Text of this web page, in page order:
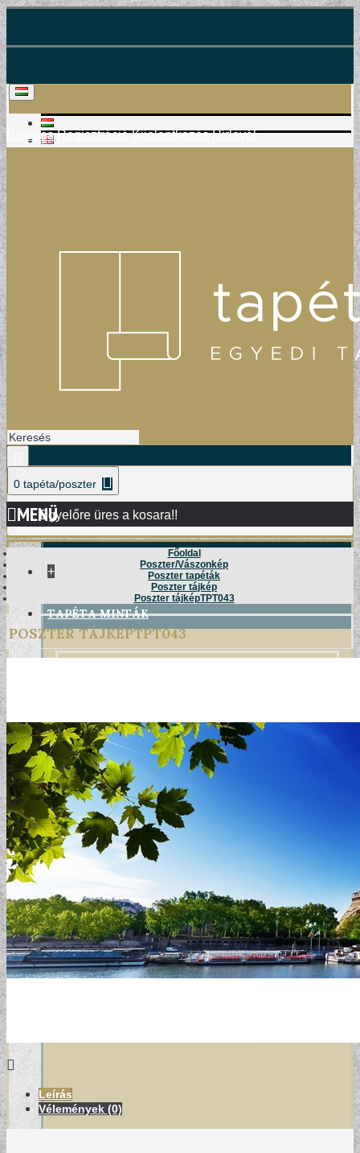
Belépés Regisztráció Kijelentkezés Hírlevél
0 tapéta/poszter
Egyelőre üres a kosara!!
MENÜ
+
TAPÉTA MINTÁK
DAMASK TAPÉTÁK
DESIGN TAPÉTÁK
Főoldal
Poszter/Vászonkép
Poszter tapéták
Poszter tájkép
Poszter tájképTPT043
POSZTER TÁJKÉPTPT043
Leírás
Vélemények (0)